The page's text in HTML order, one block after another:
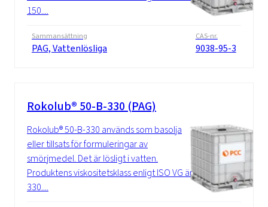
150....
Sammansättning
PAG, Vattenlösliga
CAS-nr.
9038-95-3
Rokolub® 50-B-330 (PAG)
Rokolub® 50-B-330 används som basolja
eller tillsats för formuleringar av
smörjmedel. Det är lösligt i vatten.
Produktens viskositetsklass enligt ISO VG är
330....